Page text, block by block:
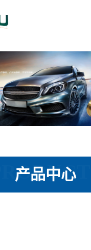
产品中心
PRODUCTS